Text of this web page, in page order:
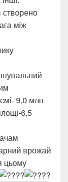
створено
між
9,0 млн
6,5
врожай
цьому